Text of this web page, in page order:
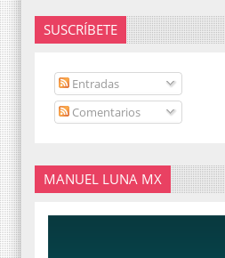
SUSCRÍBETE
Entradas
Comentarios
MANUEL LUNA MX